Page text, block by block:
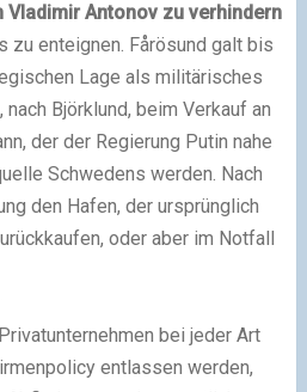
Antonov zu verhindern
zu enteignen. Fårösund galt bis
Lage als militärisches
Björklund, beim Verkauf an
der der Regierung Putin nahe
Schwedens werden. Nach
den Hafen, der ursprünglich
oder aber im Notfall
bei jeder Art
entlassen werden,